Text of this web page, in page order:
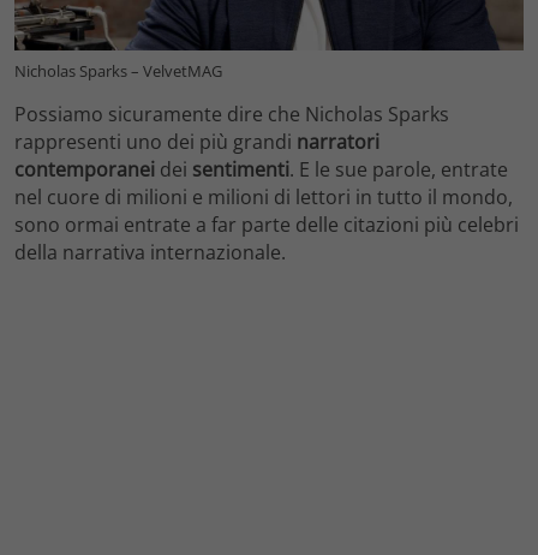
Nicholas Sparks – VelvetMAG
Possiamo sicuramente dire che Nicholas Sparks
rappresenti uno dei più grandi narratori
contemporanei dei sentimenti. E le sue parole, entrate
nel cuore di milioni e milioni di lettori in tutto il mondo,
sono ormai entrate a far parte delle citazioni più celebri
della narrativa internazionale.